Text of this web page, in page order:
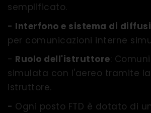
semplificato.
- Interfono e sistema di
per comunicazioni interne
- Ruolo dell'istruttore:
simulata con l'aereo tramite
istruttore.
- Ogni posto FTD è dotato di